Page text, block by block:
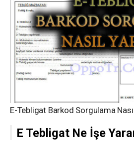
E-Tebligat Barkod Sorgulama
E Tebligat Ne İşe